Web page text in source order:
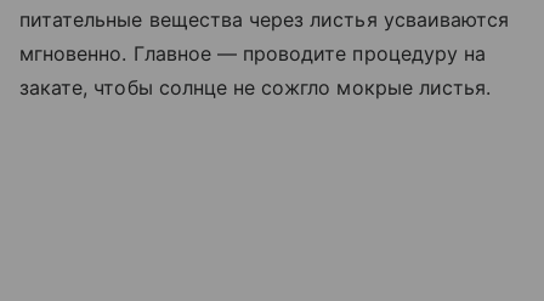
питательные вещества через листья усваиваются
мгновенно. Главное — проводите процедуру на
закате, чтобы солнце не сожгло мокрые листья.